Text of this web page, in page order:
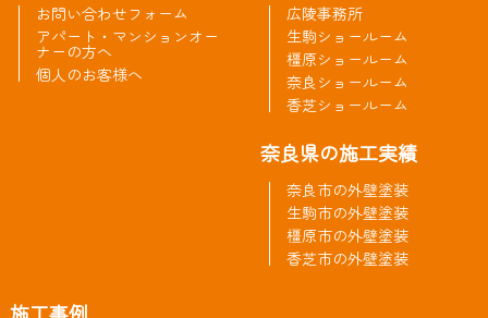
お問い合わせフォーム
アパート・マンションオー
ナーの方へ
個人のお客様へ
広陵事務所
生駒ショールーム
橿原ショールーム
奈良ショールーム
香芝ショールーム
奈良県の施工実績
奈良市の外壁塗装
生駒市の外壁塗装
橿原市の外壁塗装
香芝市の外壁塗装